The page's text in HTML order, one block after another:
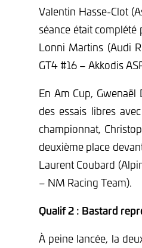
Valentin Hasse-Clot
séance était complété
Lonni Martins (Audi
GT4 #16 – Akkodis
En Am Cup,
des essais libres
championnat,
deuxième place
Laurent Coubard
– NM Racing Team).
Qualif 2 : Bastard
À peine lancée, la